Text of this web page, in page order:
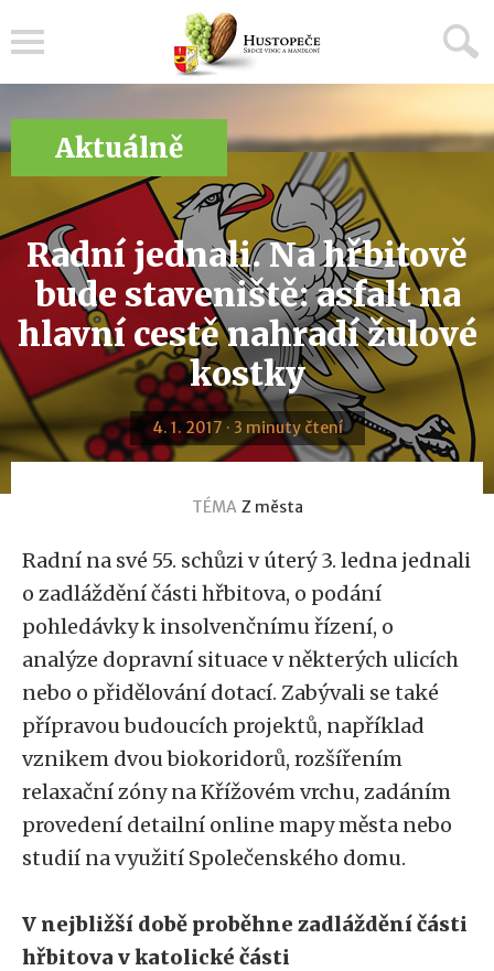
Aktuálně
Radní jednali. Na hřbitově
bude staveniště: asfalt na
hlavní cestě nahradí žulové
kostky
4. 1. 2017 · 3 minuty čtení
TÉMA Z města
Radní na své 55. schůzi v úterý 3. ledna jednali
o zadláždění části hřbitova, o podání
pohledávky k insolvenčnímu řízení, o
analýze dopravní situace v některých ulicích
nebo o přidělování dotací. Zabývali se také
přípravou budoucích projektů, například
vznikem dvou biokoridorů, rozšířením
relaxační zóny na Křížovém vrchu, zadáním
provedení detailní online mapy města nebo
studií na využití Společenského domu.
V nejbližší době proběhne zadláždění části
hřbitova v katolické části